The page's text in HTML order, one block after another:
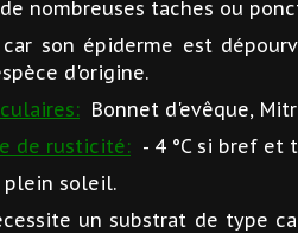
nombreuses taches ou
son épiderme est
d'origine.
Bonnet d'evêque,
de rusticité: - 4 °C si bref et
plein soleil.
un substrat de type